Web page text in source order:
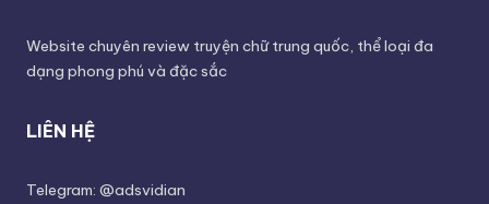
Website chuyên review truyện chữ trung quốc, thể loại đa
dạng phong phú và đặc sắc
LIÊN HỆ
Telegram: @adsvidian